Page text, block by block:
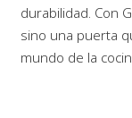
durabilidad. Con
sino una puerta
mundo de la